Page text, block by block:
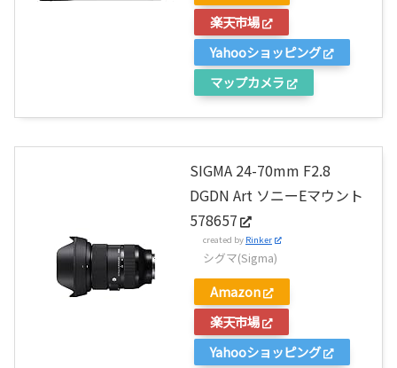
楽天市場
Yahooショッピング
マップカメラ
SIGMA 24-70mm F2.8
DGDN Art ソニーEマウント
578657
created by Rinker
シグマ(Sigma)
Amazon
楽天市場
Yahooショッピング